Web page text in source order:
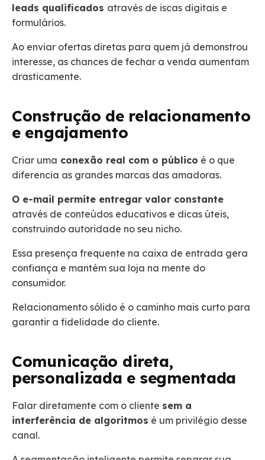
leads qualificados através de iscas digitais e
formulários.
Ao enviar ofertas diretas para quem já demonstrou
interesse, as chances de fechar a venda aumentam
drasticamente.
Construção de relacionamento
e engajamento
Criar uma conexão real com o público é o que
diferencia as grandes marcas das amadoras.
O e-mail permite entregar valor constante
através de conteúdos educativos e dicas úteis,
construindo autoridade no seu nicho.
Essa presença frequente na caixa de entrada gera
confiança e mantém sua loja na mente do
consumidor.
Relacionamento sólido é o caminho mais curto para
garantir a fidelidade do cliente.
Comunicação direta,
personalizada e segmentada
Falar diretamente com o cliente sem a
interferência de algoritmos é um privilégio desse
canal.